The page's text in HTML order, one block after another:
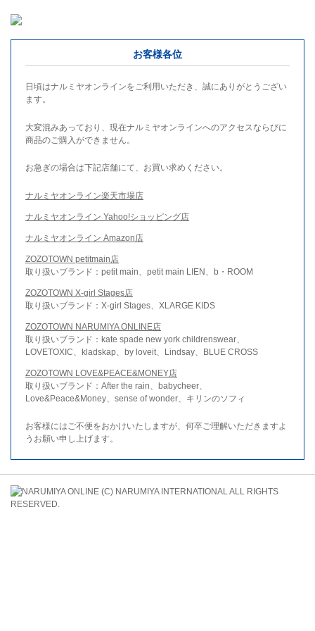
お客様各位
日頃はナルミヤオンラインをご利用いただき、誠にありがとうござい
ます。
大変混みあっており、現在ナルミヤオンラインへのアクセスならびに
商品のご購入ができません。
お急ぎの場合は下記店舗にて、お買い求めください。
ナルミヤオンライン楽天市場店
ナルミヤオンライン Yahoo!ショッピング店
ナルミヤオンライン Amazon店
ZOZOTOWN petitmain店
取り扱いブランド：petit main、petit main LIEN、b・ROOM
ZOZOTOWN X-girl Stages店
取り扱いブランド：X-girl Stages、XLARGE KIDS
ZOZOTOWN NARUMIYA ONLINE店
取り扱いブランド：kate spade new york childrenswear、
LOVETOXIC、kladskap、by loveit、Lindsay、BLUE CROSS
ZOZOTOWN LOVE&PEACE&MONEY店
取り扱いブランド：After the rain、babycheer、
Love&Peace&Money、sense of wonder、キリンのソフィ
お客様にはご不便をおかけいたしますが、何卒ご理解いただきますよ
うお願い申し上げます。